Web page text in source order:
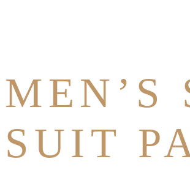
MEN’S
SUIT